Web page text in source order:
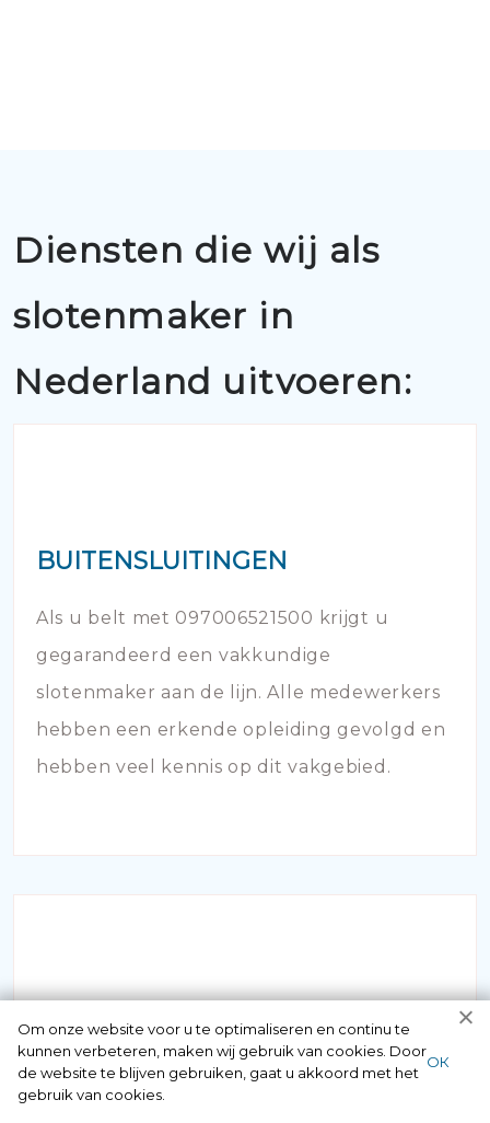
Diensten die wij als
slotenmaker in
Nederland uitvoeren:
BUITENSLUITINGEN
Als u belt met 097006521500 krijgt u
gegarandeerd een vakkundige
slotenmaker aan de lijn. Alle medewerkers
hebben een erkende opleiding gevolgd en
hebben veel kennis op dit vakgebied.
SLOT KAPOT
Staat u voor de deur maar bent u uw
Om onze website voor u te optimaliseren en continu te
kunnen verbeteren, maken wij gebruik van cookies. Door
de website te blijven gebruiken, gaat u akkoord met het
gebruik van cookies.
ОК